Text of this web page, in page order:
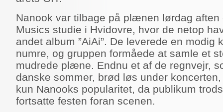
Nanook var tilbage på plænen lørdag aften
Musics studie i Hvidovre, hvor de netop
andet album ”AiAi”. De leverede en modig
numre, og gruppen formåede at samle et
mudrede plæne. Endnu et af de regnvejr,
danske sommer, brød løs under
kun Nanooks popularitet, da publikum
fortsatte festen foran scenen.